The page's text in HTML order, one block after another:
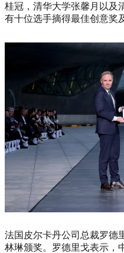
桂冠，清华大学张馨月以及
有十位选手摘得最佳创意奖
法国皮尔卡丹公司总裁罗德
林琳颁奖。罗德里戈表示，